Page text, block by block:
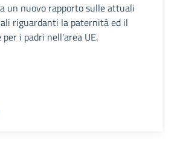
un nuovo rapporto sulle attuali
riguardanti la paternità ed il
i padri nell'area UE.